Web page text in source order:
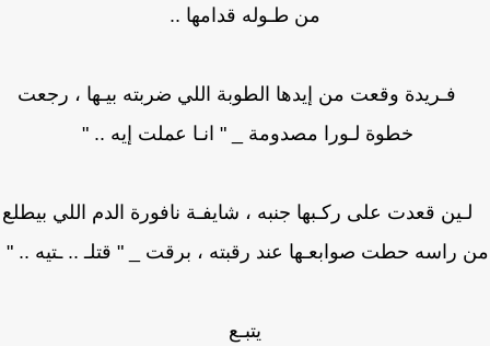
من طـوله قدامها ..
وقعت من إيدها الطوبة اللي ضربته بيـها ، رجعت
خطوة لـورا مصدومة _ " انـا عملت إيه .. "
قعدت على ركـبها جنبه ، شايفـة نافورة الدم اللي بيطلع
راسه حطت صوابعـها عند رقبته ، برقت _ " قتلـ .. ـتيه .. "
يتبـع